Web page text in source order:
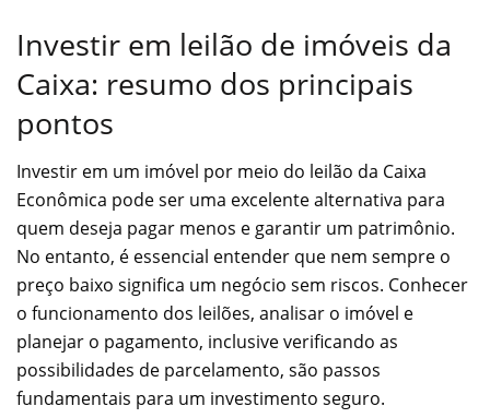
Investir em leilão de imóveis da
Caixa: resumo dos principais
pontos
Investir em um imóvel por meio do leilão da Caixa
Econômica pode ser uma excelente alternativa para
quem deseja pagar menos e garantir um patrimônio.
No entanto, é essencial entender que nem sempre o
preço baixo significa um negócio sem riscos. Conhecer
o funcionamento dos leilões, analisar o imóvel e
planejar o pagamento, inclusive verificando as
possibilidades de parcelamento, são passos
fundamentais para um investimento seguro.